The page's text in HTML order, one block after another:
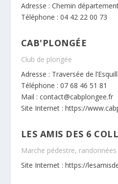
Adresse : Chemin
Téléphone : 04 42 22 00 73
CAB'PLONGÉE
Club de plongée
Adresse : Traversée de
Téléphone : 07 68 46 51 81
Mail : contact@cabplongee.fr
Site Internet : https://
LES AMIS DES 6
Marche pédestre, randonnées
Site Internet : https://